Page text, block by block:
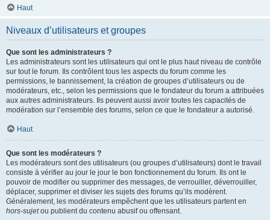
Haut
Niveaux d’utilisateurs et groupes
Que sont les administrateurs ?
Les administrateurs sont les utilisateurs qui ont le plus haut niveau de contrôle
sur tout le forum. Ils contrôlent tous les aspects du forum comme les
permissions, le bannissement, la création de groupes d’utilisateurs ou de
modérateurs, etc., selon les permissions que le fondateur du forum a attribuées
aux autres administrateurs. Ils peuvent aussi avoir toutes les capacités de
modération sur l’ensemble des forums, selon ce que le fondateur a autorisé.
Haut
Que sont les modérateurs ?
Les modérateurs sont des utilisateurs (ou groupes d’utilisateurs) dont le travail
consiste à vérifier au jour le jour le bon fonctionnement du forum. Ils ont le
pouvoir de modifier ou supprimer des messages, de verrouiller, déverrouiller,
déplacer, supprimer et diviser les sujets des forums qu’ils modèrent.
Généralement, les modérateurs empêchent que les utilisateurs partent en
hors-sujetou publient du contenu abusif ou offensant.